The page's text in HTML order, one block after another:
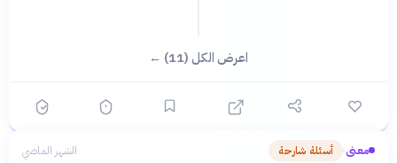
اعرض الكل (11) ←
معنى› أسئلة شارحة الشهر الماضي